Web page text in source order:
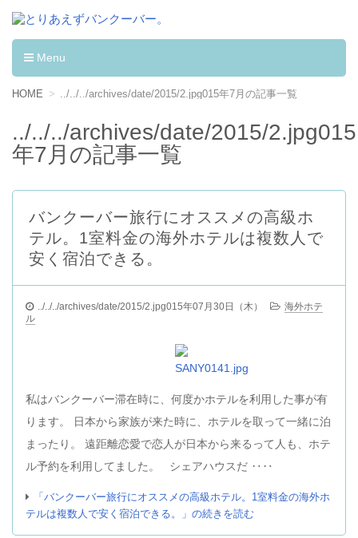
とりあえずバンクーバー。
カナダへワーキングホリデーして学んだ事。
Menu
コンテンツへ移動
HOME ../../../archives/date/2015/2.jpg015年7月の記事一覧
../../../archives/date/2015/2.jpg015
年7月の記事一覧
バンクーバー旅行にオススメの高級ホ
テル。1室料金の海外ホテルは複数人で
安く宿泊できる。
../../../archives/date/2015/2.jpg015年07月30日（木）
海外ホテ
ル
私はバンクーバー滞在時に、何度かホテルを利用した事が有
ります。 日本から家族が来た時に、ホテルを取って一緒に泊
まったり。 遠距離恋愛で恋人が日本から来るって人も、ホテ
ル予約を利用してました。 シェアハウスだ ‥‥
「バンクーバー旅行にオススメの高級ホテル。1室料金の海外ホ
テルは複数人で安く宿泊できる。」の続きを読む